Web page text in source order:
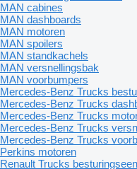
MAN cabines
MAN dashboards
MAN motoren
MAN spoilers
MAN standkachels
MAN versnellingsbak
MAN voorbumpers
Mercedes-Benz Trucks
Mercedes-Benz Trucks
Mercedes-Benz Trucks
Mercedes-Benz Trucks
Mercedes-Benz Trucks
Perkins motoren
Renault Trucks